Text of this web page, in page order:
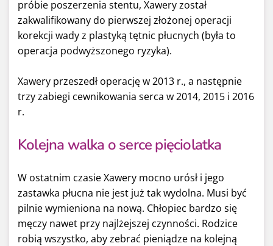
próbie poszerzenia stentu, Xawery został
zakwalifikowany do pierwszej złożonej operacji
korekcji wady z plastyką tętnic płucnych (była to
operacja podwyższonego ryzyka).
Xawery przeszedł operację w 2013 r., a następnie
trzy zabiegi cewnikowania serca w 2014, 2015 i 2016
r.
Kolejna walka o serce pięciolatka
W ostatnim czasie Xawery mocno urósł i jego
zastawka płucna nie jest już tak wydolna. Musi być
pilnie wymieniona na nową. Chłopiec bardzo się
męczy nawet przy najlżejszej czynności. Rodzice
robią wszystko, aby zebrać pieniądze na kolejną